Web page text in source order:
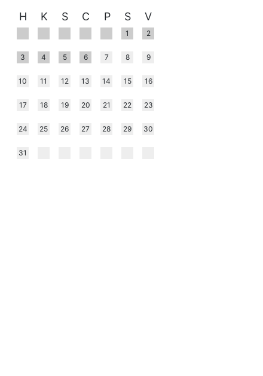
H K S C P S V
1 2
3 4 5 6 7 8 9
10 11 12 13 14 15 16
17 18 19 20 21 22 23
24 25 26 27 28 29 30
31